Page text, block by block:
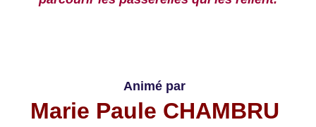
Animé par
Marie Paule CHAMBRU